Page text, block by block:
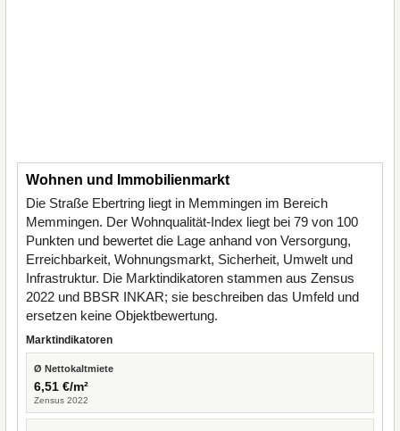
Wohnen und Immobilienmarkt
Die Straße Ebertring liegt in Memmingen im Bereich
Memmingen. Der Wohnqualität-Index liegt bei 79 von 100
Punkten und bewertet die Lage anhand von Versorgung,
Erreichbarkeit, Wohnungsmarkt, Sicherheit, Umwelt und
Infrastruktur. Die Marktindikatoren stammen aus Zensus
2022 und BBSR INKAR; sie beschreiben das Umfeld und
ersetzen keine Objektbewertung.
Marktindikatoren
Ø Nettokaltmiete
6,51 €/m²
Zensus 2022